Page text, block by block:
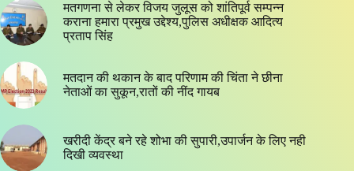
मतगणना से लेकर विजय जुलूस को शांतिपूर्व सम्पन्न
कराना हमारा प्रमुख उद्देश्य,पुलिस अधीक्षक आदित्य
प्रताप सिंह
मतदान की थकान के बाद परिणाम की चिंता ने छीना
नेताओं का सुकून,रातों की नींद गायब
खरीदी केंद्र बने रहे शोभा की सुपारी,उपार्जन के लिए नही
दिखी व्यवस्था